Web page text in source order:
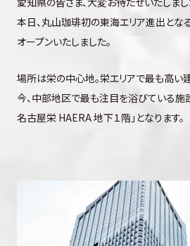
本日、丸山珈琲初の東海エリア進出と
オープンいたしました。
場所は栄の中心地。栄エリアで最も高い
今、中部地区で最も注目を浴びている施
名古屋栄 HAERA 地下１階」となります。